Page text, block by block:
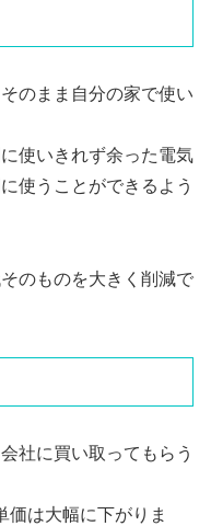
のまま自分の家で使い
使いきれず余った電気
使うことができるよう
のものを大きく削減で
社に買い取ってもらう
価は大幅に下がりま